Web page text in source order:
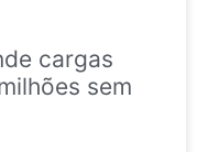
cargas
sem